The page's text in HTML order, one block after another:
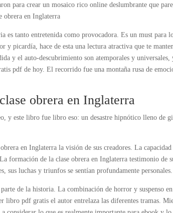
para crear un mosaico rico online deslumbrante que
obrera en Inglaterra
es tanto entretenida como provocadora. Es un must para
picardía, hace de esta una lectura atractiva que te
y el auto-descubrimiento son atemporales y universales,
pdf de hoy. El recorrido fue una montaña rusa de
obrera en Inglaterra
y este libro fue libro eso: un desastre hipnótico lleno de
en Inglaterra la visión de sus creadores. La
formación de la clase obrera en Inglaterra testimonio de
sus luchas y triunfos se sentían profundamente personales.
de la historia. La combinación de horror y suspenso
libro pdf gratis el autor entrelaza las diferentes tramas.